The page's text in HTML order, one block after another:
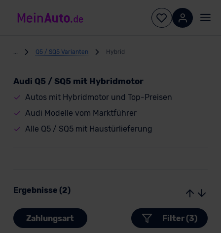
Q5 / SQ5 Varianten Hybrid
Audi Q5 / SQ5 mit Hybridmotor
Autos mit Hybridmotor und Top-Preisen
Audi Modelle vom Marktführer
Alle Q5 / SQ5 mit Haustürlieferung
Ergebnisse (2)
Zahlungsart Filter (3)